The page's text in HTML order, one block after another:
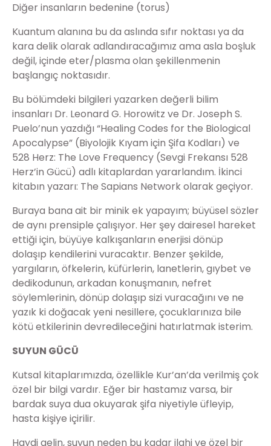
Diğer insanların bedenine (torus)
Kuantum alanına bu da aslında sıfır noktası ya da
kara delik olarak adlandıracağımız ama asla boşluk
değil, içinde eter/plasma olan şekillenmenin
başlangıç noktasıdır.
Bu bölümdeki bilgileri yazarken değerli bilim
insanları Dr. Leonard G. Horowitz ve Dr. Joseph S.
Puelo’nun yazdığı “Healing Codes for the Biological
Apocalypse” (Biyolojik Kıyam için Şifa Kodları) ve
528 Herz: The Love Frequency (Sevgi Frekansı 528
Herz’in Gücü) adlı kitaplardan yararlandım. İkinci
kitabın yazarı: The Sapians Network olarak geçiyor.
Buraya bana ait bir minik ek yapayım; büyüsel sözler
de aynı prensiple çalışıyor. Her şey dairesel hareket
ettiği için, büyüye kalkışanların enerjisi dönüp
dolaşıp kendilerini vuracaktır. Benzer şekilde,
yargıların, öfkelerin, küfürlerin, lanetlerin, gıybet ve
dedikodunun, arkadan konuşmanın, nefret
söylemlerinin, dönüp dolaşıp sizi vuracağını ve ne
yazık ki doğacak yeni nesillere, çocuklarınıza bile
kötü etkilerinin devredileceğini hatırlatmak isterim.
SUYUN GÜCÜ
Kutsal kitaplarımızda, özellikle Kur’an’da verilmiş çok
özel bir bilgi vardır. Eğer bir hastamız varsa, bir
bardak suya dua okuyarak şifa niyetiyle üfleyip,
hasta kişiye içirilir.
Haydi gelin, suyun neden bu kadar ilahi ve özel bir